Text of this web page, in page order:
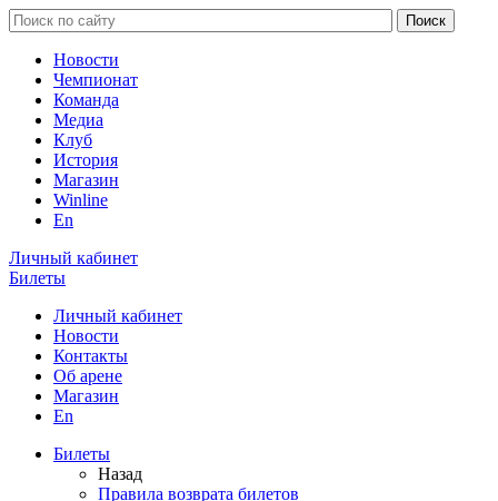
Новости
Чемпионат
Команда
Медиа
Клуб
История
Магазин
Winline
En
Личный кабинет
Билеты
Личный кабинет
Новости
Контакты
Об арене
Магазин
En
Билеты
Назад
Правила возврата билетов